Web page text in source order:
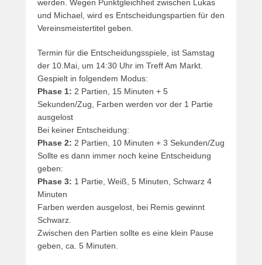
werden. Wegen Punktgleichheit zwischen Lukas
und Michael, wird es Entscheidungspartien für den
Vereinsmeistertitel geben.
Termin für die Entscheidungsspiele, ist Samstag
der 10.Mai, um 14:30 Uhr im Treff Am Markt.
Gespielt in folgendem Modus:
Phase 1: 2 Partien, 15 Minuten + 5
Sekunden/Zug, Farben werden vor der 1 Partie
ausgelost
Bei keiner Entscheidung:
Phase 2: 2 Partien, 10 Minuten + 3 Sekunden/Zug
Sollte es dann immer noch keine Entscheidung
geben:
Phase 3: 1 Partie, Weiß, 5 Minuten, Schwarz 4
Minuten
Farben werden ausgelost, bei Remis gewinnt
Schwarz.
Zwischen den Partien sollte es eine klein Pause
geben, ca. 5 Minuten.